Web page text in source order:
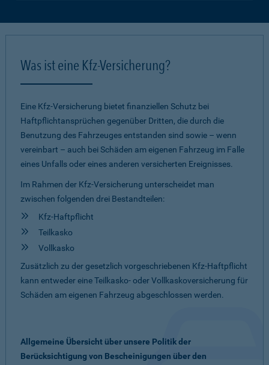
Was ist eine Kfz-Versicherung?
Eine Kfz-Versicherung bietet finanziellen Schutz bei
Haftpflichtansprüchen gegenüber Dritten, die durch die
Benutzung des Fahrzeuges entstanden sind sowie – wenn
vereinbart – auch bei Schäden am eigenen Fahrzeug im Falle
eines Unfalls oder eines anderen versicherten Ereignisses.
Im Rahmen der Kfz-Versicherung unterscheidet man
zwischen folgenden drei Bestandteilen:
Kfz-Haftpflicht
Teilkasko
Vollkasko
Zusätzlich zu der gesetzlich vorgeschriebenen Kfz-Haftpflicht
kann entweder eine Teilkasko- oder Vollkaskoversicherung für
Schäden am eigenen Fahrzeug abgeschlossen werden.
Allgemeine Übersicht über unsere Politik der
Berücksichtigung von Bescheinigungen über den